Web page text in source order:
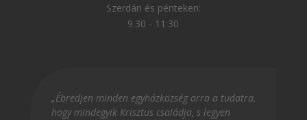
Szerdán és pénteken:
9.30 - 11:30
„Ébredjen minden egyházközség arra a tudatra,
hogy mindegyik Krisztus családja, s legyen